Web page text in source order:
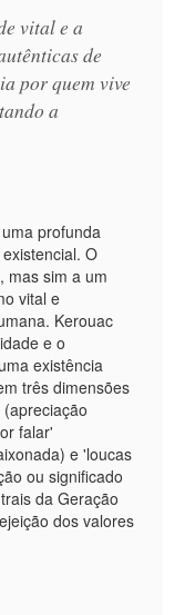
vital e a
de
por quem vive
a
profunda
O
mas sim a um
vital e
Kerouac
e o
existência
três dimensões
falar'
e 'loucas
ou significado
da Geração
dos valores